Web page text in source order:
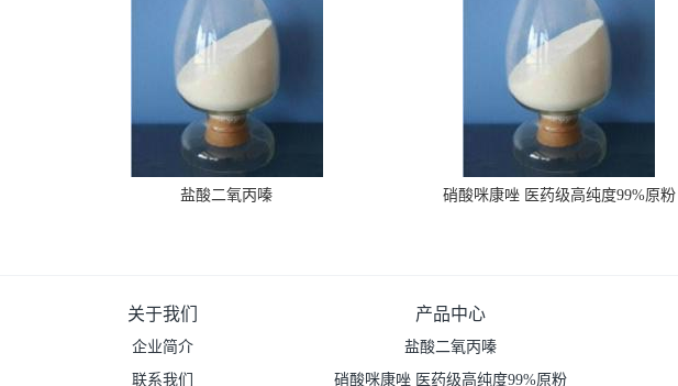
盐酸二氧丙嗪 硝酸咪康唑 医药级高纯度99%原粉
关于我们
企业简介
联系我们
产品中心
盐酸二氧丙嗪
硝酸咪康唑 医药级高纯度99%原粉